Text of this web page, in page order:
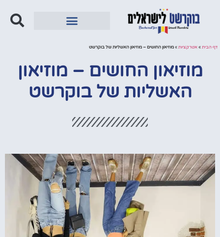
דף הבית»אטרקציות»מוזיאון החושים – מוזיאון האשליות של בוקרשט
מוזיאון החושים – מוזיאון
האשליות של בוקרשט